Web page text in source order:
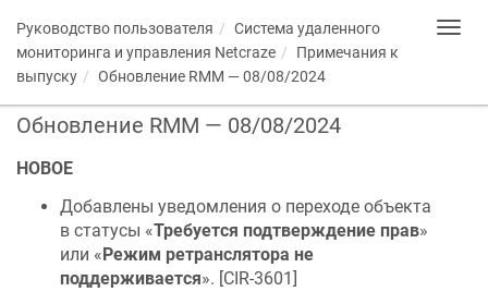
Руководство пользователя
Система удаленного
мониторинга и управления Netcraze
Примечания к
выпуску
Обновление RMM — 08/08/2024
Обновление RMM — 08/08/2024
НОВОЕ
Добавлены уведомления о переходе объекта
в статусы «Требуется подтверждение прав»
или «Режим ретранслятора не
поддерживается». [CIR-3601]